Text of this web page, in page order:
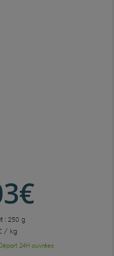
: 250 g
/ kg
24H ouvrées